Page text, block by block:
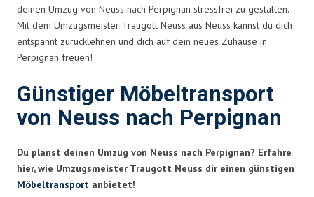
deinen Umzug von Neuss nach Perpignan stressfrei zu gestalten.
Mit dem Umzugsmeister Traugott Neuss aus Neuss kannst du dich
entspannt zurücklehnen und dich auf dein neues Zuhause in
Perpignan freuen!
Günstiger Möbeltransport
von Neuss nach Perpignan
Du planst deinen Umzug von Neuss nach Perpignan? Erfahre
hier, wie Umzugsmeister Traugott Neuss dir einen günstigen
Möbeltransport anbietet!